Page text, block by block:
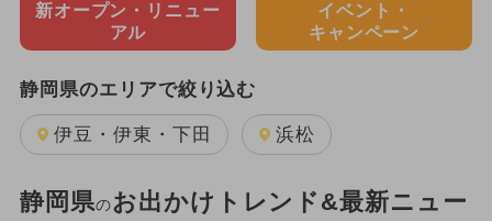
新オープン・ リニュー
アル
イベント・
キャンペーン
静岡県のエリアで絞り込む
伊豆・伊東・下田 浜松
静岡県のお出かけトレンド&最新ニュー